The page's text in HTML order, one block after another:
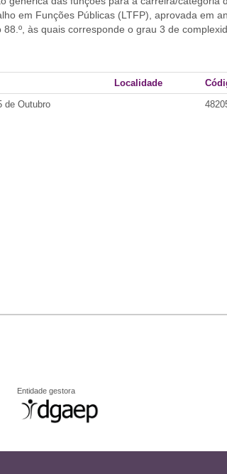
em Funções Públicas (LTFP), aprovada em
88.º, às quais corresponde o grau 3 de
Localidade
de Outubro
Entidade gestora